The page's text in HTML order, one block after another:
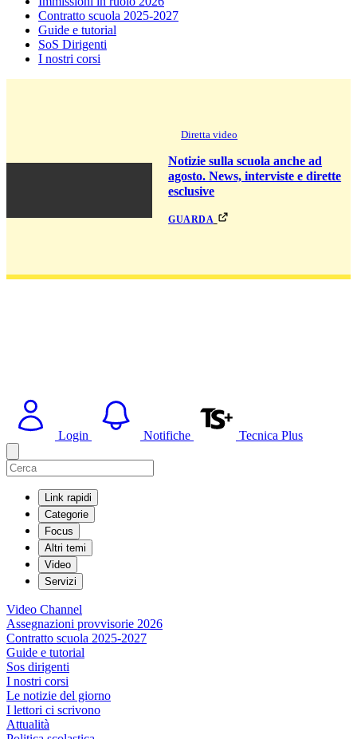
Contratto scuola 2025-2027
Guide e tutorial
SoS Dirigenti
I nostri corsi
Diretta video
Notizie sulla scuola anche ad
agosto. News, interviste e dirette
esclusive
guarda
Login Notifiche Tecnica Plus
Link rapidi
Categorie
Focus
Altri temi
Video
Servizi
Video Channel
Assegnazioni provvisorie 2026
Contratto scuola 2025-2027
Guide e tutorial
Sos dirigenti
I nostri corsi
Le notizie del giorno
I lettori ci scrivono
Attualità